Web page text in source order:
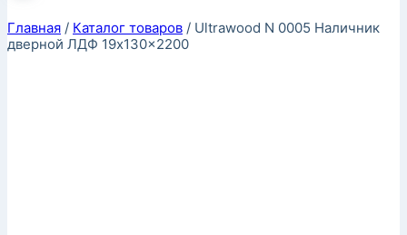
Главная / Каталог товаров / Ultrawood N 0005 Наличник
дверной ЛДФ 19x130x2200